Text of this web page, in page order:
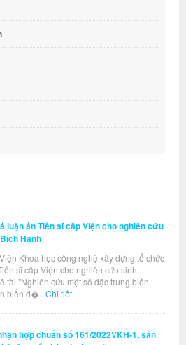
luận án Tiến sĩ cấp Viện cho nghiên cứu
Hạnh
Khoa học công nghệ xây dựng tổ chức
sĩ cấp Viện cho nghiên cứu sinh
tài "Nghiên cứu một số đặc trưng biến
biển đ�... Chi tiết
hợp chuẩn số 161/2022VKH-1, sản